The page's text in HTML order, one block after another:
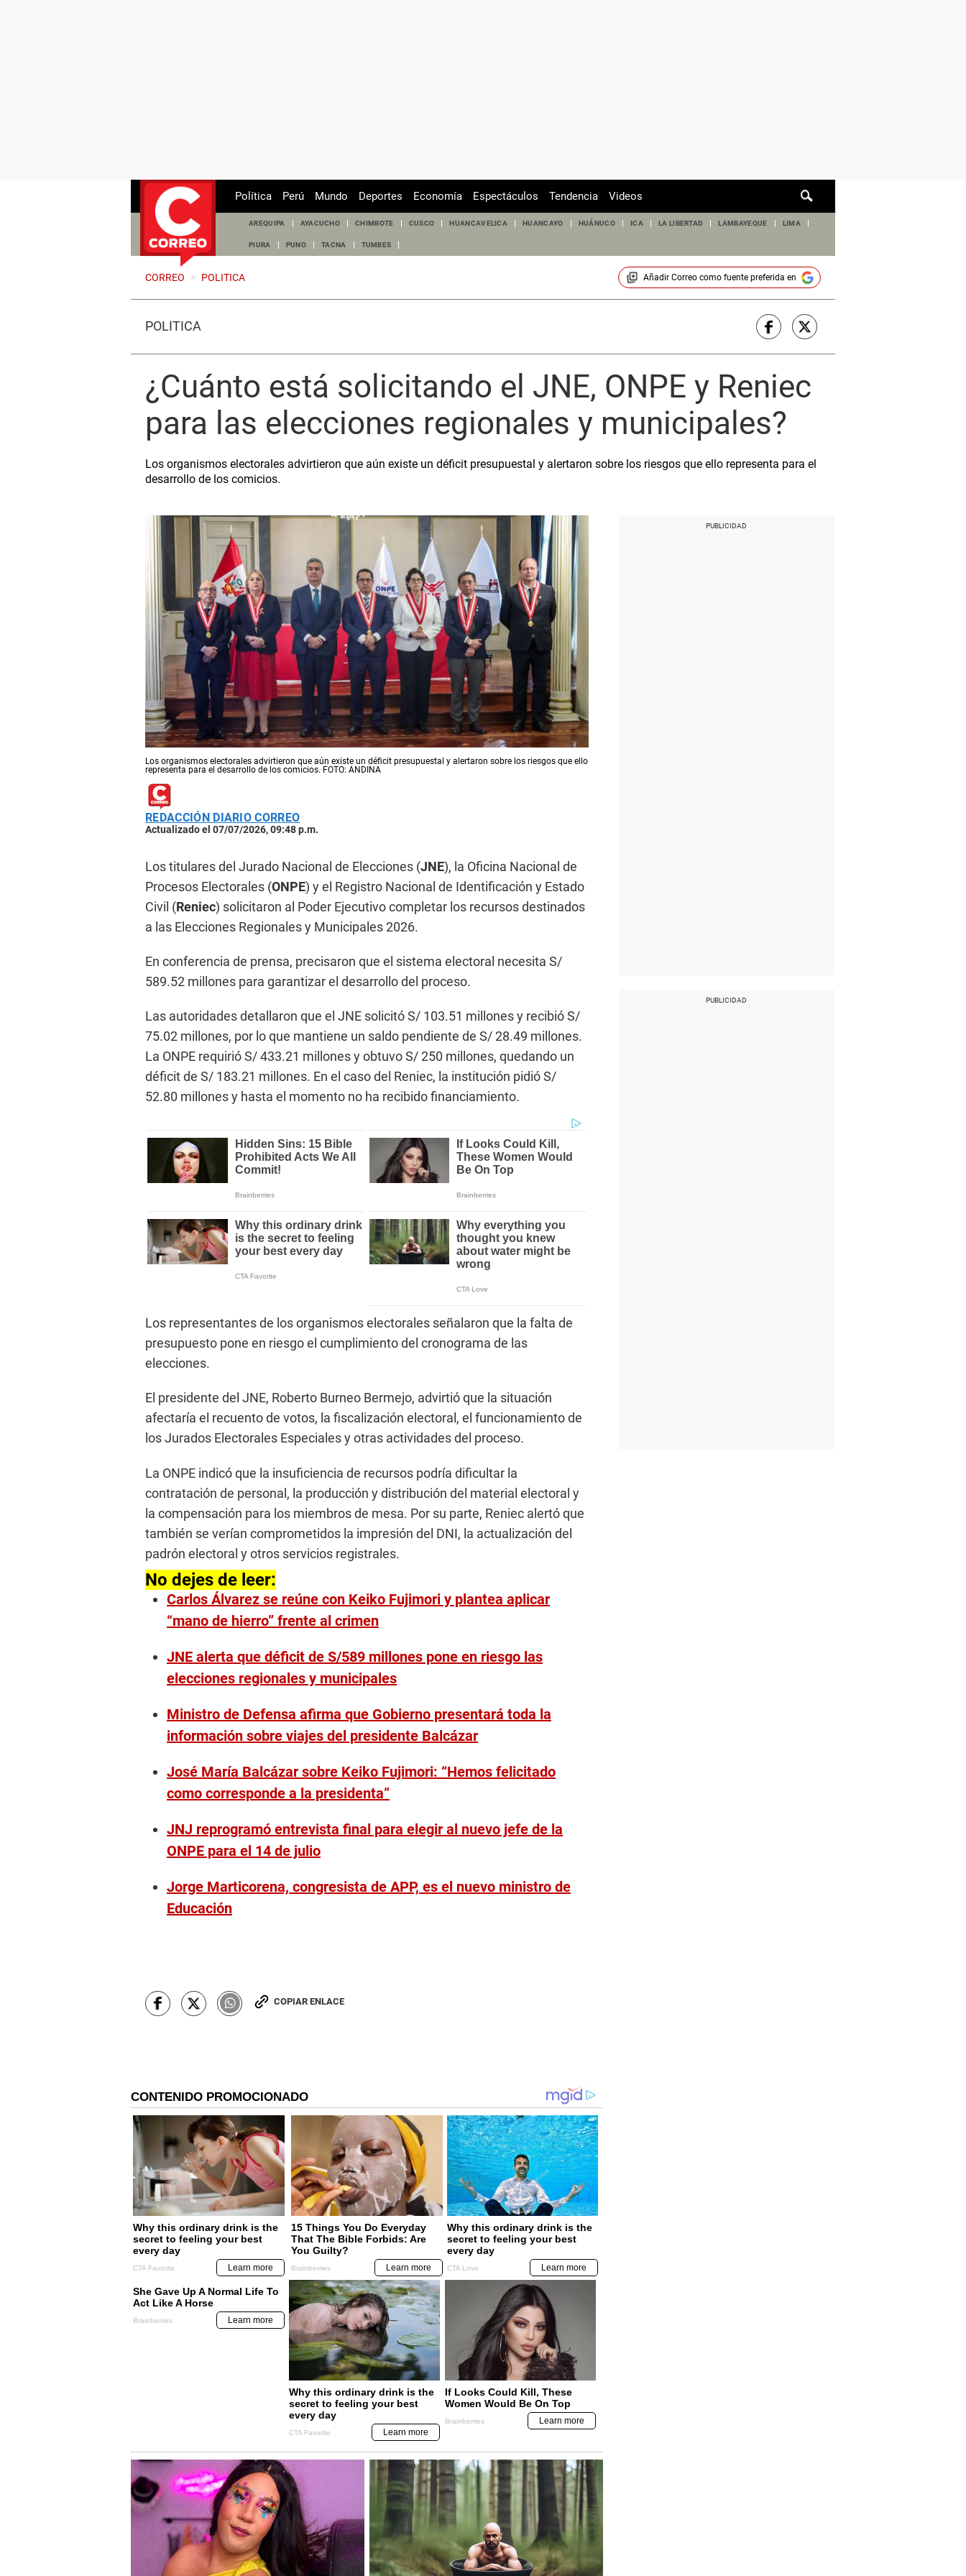
de
Política Perú Mundo Deportes Economía Espectáculos Tendencia Videos
AREQUIPA AYACUCHO CHIMBOTE CUSCO HUANCAVELICA HUANCAYO HUÁNUCO ICA LA LIBERTAD LAMBAYEQUE LIMA
PIURA PUNO TACNA TUMBES
CORREO > POLITICA Añadir Correocomo fuente preferida en
POLÍTICA
¿Cuánto está solicitando el JNE, ONPE y Reniec
para las elecciones regionales y municipales?
Los organismos electorales advirtieron que aún existe un déficit presupuestal y alertaron sobre los riesgos que ello representa para el
desarrollo de los comicios.
Los organismos electorales advirtieron que aún existe un déficit presupuestal y alertaron sobre los riesgos que ello
representa para el desarrollo de los comicios. FOTO: ANDINA
REDACCIÓN DIARIO CORREO
Actualizado el 07/07/2026, 09:48 p.m.
Los titulares del Jurado Nacional de Elecciones (JNE), la Oficina Nacional de
Procesos Electorales (ONPE) y el Registro Nacional de Identificación y Estado
Civil (Reniec) solicitaron al Poder Ejecutivo completar los recursos destinados
a las Elecciones Regionales y Municipales 2026.
En conferencia de prensa, precisaron que el sistema electoral necesita S/
589.52 millones para garantizar el desarrollo del proceso.
Las autoridades detallaron que el JNE solicitó S/ 103.51 millones y recibió S/
75.02 millones, por lo que mantiene un saldo pendiente de S/ 28.49 millones.
La ONPE requirió S/ 433.21 millones y obtuvo S/ 250 millones, quedando un
déficit de S/ 183.21 millones. En el caso del Reniec, la institución pidió S/
52.80 millones y hasta el momento no ha recibido financiamiento.
Los representantes de los organismos electorales señalaron que la falta de
presupuesto pone en riesgo el cumplimiento del cronograma de las
elecciones.
El presidente del JNE, Roberto Burneo Bermejo, advirtió que la situación
afectaría el recuento de votos, la fiscalización electoral, el funcionamiento de
los Jurados Electorales Especiales y otras actividades del proceso.
La ONPE indicó que la insuficiencia de recursos podría dificultar la
contratación de personal, la producción y distribución del material electoral y
la compensación para los miembros de mesa. Por su parte, Reniec alertó que
también se verían comprometidos la impresión del DNI, la actualización del
padrón electoral y otros servicios registrales.
No dejes de leer:
Carlos Álvarez se reúne con Keiko Fujimori y plantea aplicar
“mano de hierro” frente al crimen
JNE alerta que déficit de S/589 millones pone en riesgo las
elecciones regionales y municipales
Ministro de Defensa afirma que Gobierno presentará toda la
información sobre viajes del presidente Balcázar
José María Balcázar sobre Keiko Fujimori: “Hemos felicitado
como corresponde a la presidenta”
JNJ reprogramó entrevista final para elegir al nuevo jefe de la
ONPE para el 14 de julio
Jorge Marticorena, congresista de APP, es el nuevo ministro de
Educación
COPIAR ENLACE